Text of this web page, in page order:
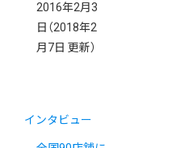
2016年2月3
日 （2018年2
月7日 更新）
インタビュー